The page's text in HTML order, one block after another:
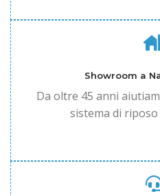
Showroom a
Da oltre 45 anni
sistema di